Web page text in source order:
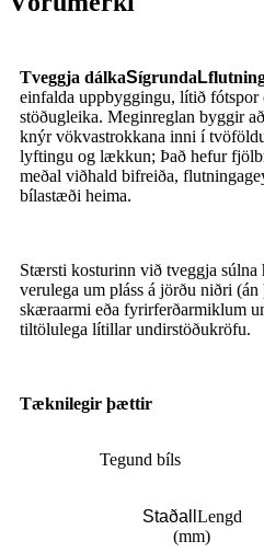
Tveggja dálkaSígrunda L
einfalda uppbyggingu, lítið fótspor
stöðugleika. Meginreglan byggir
knýr vökvastrokkana inni í
lyftingu og lækkun; Það hefur
meðal viðhald bifreiða,
bílastæði heima.
Stærsti kosturinn við tveggja súlna
verulega um pláss á jörðu niðri (án
skæraarmi eða fyrirferðarmiklum
tiltölulega lítillar undirstöðukröfu.
Tæknilegir þættir
Tegund bíls
Staðall Lengd
(mm)